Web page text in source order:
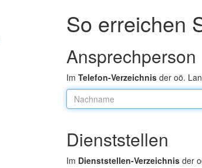
So erreichen
Ansprechperson
Im Telefon-Verzeichnis der oö.
Nachname:
Dienststellen
Im Dienststellen-Verzeichnis der